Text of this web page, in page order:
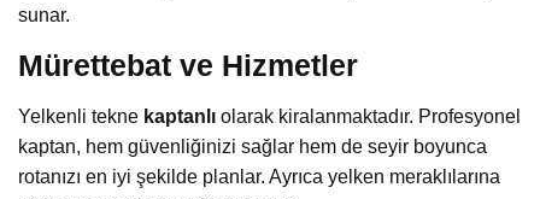
sunar.
Mürettebat ve Hizmetler
Yelkenli tekne kaptanlı olarak kiralanmaktadır. Profesyonel
kaptan, hem güvenliğinizi sağlar hem de seyir boyunca
rotanızı en iyi şekilde planlar. Ayrıca yelken meraklılarına